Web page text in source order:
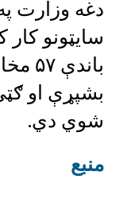
سایټونو
بشپړې او
شوي دي.
منبع